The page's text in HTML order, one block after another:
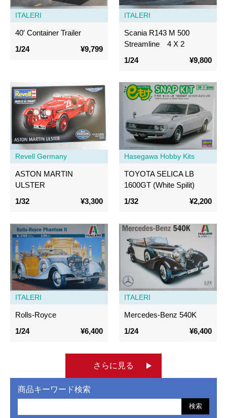
ITALERI
40′ Container Trailer
1/24
¥9,799
ITALERI
Scania R143 M 500
Streamline 4 X 2
1/24
¥9,800
Revell Germany
ASTON MARTIN
ULSTER
1/32
¥3,300
Hasegawa Hobby Kits
TOYOTA SELICA LB
1600GT (White Spilit)
1/32
¥2,200
ITALERI
Rolls-Royce
1/24
¥6,400
ITALERI
Mercedes-Benz 540K
1/24
¥6,400
さらに見る
商品キーワード検索
検索